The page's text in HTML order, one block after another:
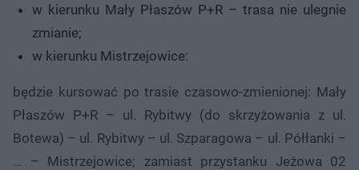
w kierunku Mały Płaszów P+R – trasa nie ulegnie
zmianie;
w kierunku Mistrzejowice:
będzie kursować po trasie czasowo-zmienionej: Mały
Płaszów P+R – ul. Rybitwy (do skrzyżowania z ul.
Botewa) – ul. Rybitwy – ul. Szparagowa – ul. Półłanki –
… – Mistrzejowice; zamiast przystanku Jeżowa 02